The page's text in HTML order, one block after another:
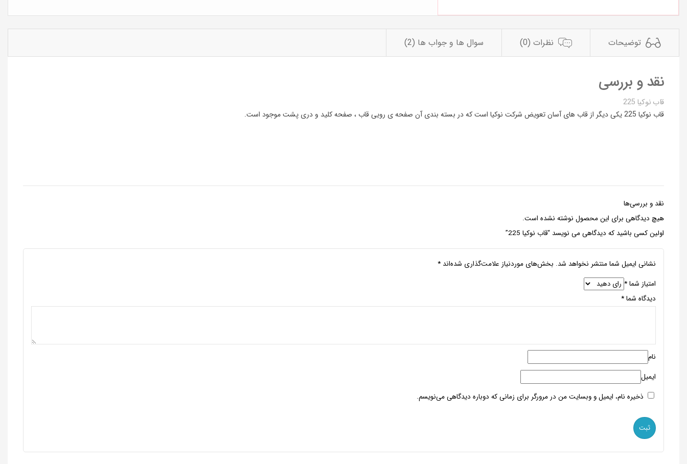
توضیحات نظرات (0) سوال ها و جواب ها (2)
نقد و بررسی
قاب نوکیا 225
قاب نوکیا 225 یکی دیگر از قاب های آسان تعویض شرکت نوکیا است که در بسته بندی آن صفحه ی رویی قاب ، صفحه کلید و دری پشت موجود است.
نقد و بررسی‌ها
هیچ دیدگاهی برای این محصول نوشته نشده است.
اولین کسی باشید که دیدگاهی می نویسد “قاب نوکیا 225”
نشانی ایمیل شما منتشر نخواهد شد. بخش‌های موردنیاز علامت‌گذاری شده‌اند *
امتیاز شما*
دیدگاه شما*
نام
ایمیل
ذخیره نام، ایمیل و وبسایت من در مرورگر برای زمانی که دوباره دیدگاهی می‌نویسم.